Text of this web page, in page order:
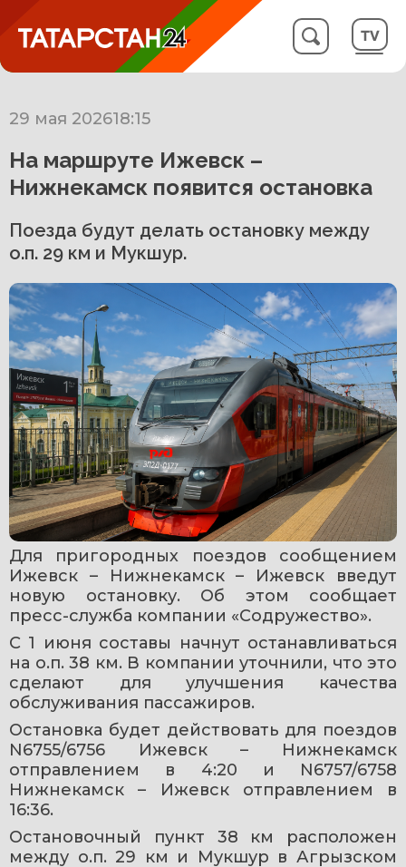
29 мая 202618:15
На маршруте Ижевск –
Нижнекамск появится остановка
Поезда будут делать остановку между
о.п. 29 км и Мукшур.
Для пригородных поездов сообщением
Ижевск – Нижнекамск – Ижевск введут
новую остановку. Об этом сообщает
пресс-служба компании «Содружество».
С 1 июня составы начнут останавливаться
на о.п. 38 км. В компании уточнили, что это
сделают для улучшения качества
обслуживания пассажиров.
Остановка будет действовать для поездов
N6755/6756 Ижевск – Нижнекамск
отправлением в 4:20 и N6757/6758
Нижнекамск – Ижевск отправлением в
16:36.
Остановочный пункт 38 км расположен
между о.п. 29 км и Мукшур в Агрызском